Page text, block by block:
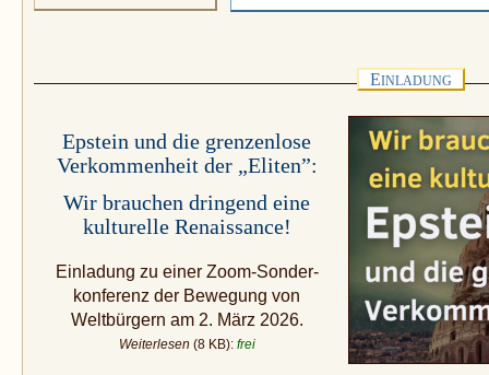
EINLADUNG
Epstein und die grenzenlose
Verkommenheit der „Eliten”:
Wir brauchen dringend eine
kulturelle Renaissance!
Einladung zu einer Zoom-Sonder­
konferenz der Bewegung von
Weltbürgern am 2. März 2026.
Weiterlesen (8 KB): frei